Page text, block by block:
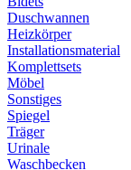
Duschwannen
Heizkörper
Installationsmaterial
Komplettsets
Möbel
Sonstiges
Spiegel
Träger
Urinale
Waschbecken